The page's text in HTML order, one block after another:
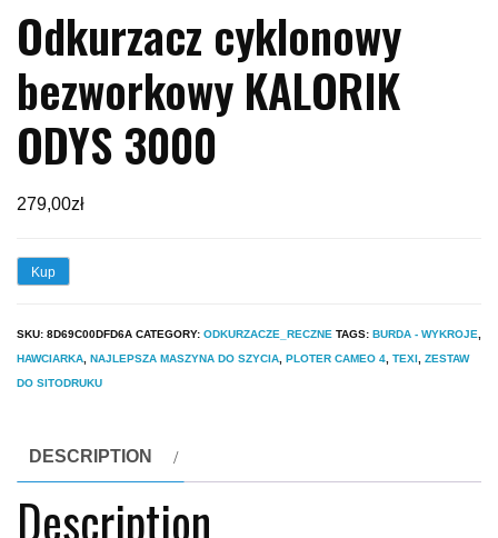
Odkurzacz cyklonowy
bezworkowy KALORIK
ODYS 3000
279,00zł
Kup
SKU: 8D69C00DFD6A CATEGORY: ODKURZACZE_RECZNE TAGS: BURDA - WYKROJE,
HAWCIARKA, NAJLEPSZA MASZYNA DO SZYCIA, PLOTER CAMEO 4, TEXI, ZESTAW
DO SITODRUKU
DESCRIPTION
Description